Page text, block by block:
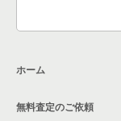
高石市の飲食店
大阪市鶴見区の飲
ホーム
無料査定のご依頼